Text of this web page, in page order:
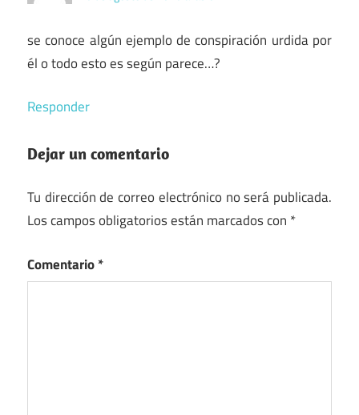
se conoce algún ejemplo de conspiración urdida por
él o todo esto es según parece…?
Responder
Dejar un comentario
Tu dirección de correo electrónico no será publicada.
Los campos obligatorios están marcados con *
Comentario*